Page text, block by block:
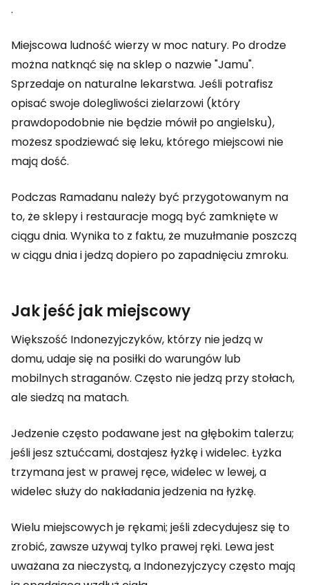
.
Miejscowa ludność wierzy w moc natury. Po drodze
można natknąć się na sklep o nazwie "Jamu".
Sprzedaje on naturalne lekarstwa. Jeśli potrafisz
opisać swoje dolegliwości zielarzowi (który
prawdopodobnie nie będzie mówił po angielsku),
możesz spodziewać się leku, którego miejscowi nie
mają dość.
Podczas Ramadanu należy być przygotowanym na
to, że sklepy i restauracje mogą być zamknięte w
ciągu dnia. Wynika to z faktu, że muzułmanie poszczą
w ciągu dnia i jedzą dopiero po zapadnięciu zmroku.
Jak jeść jak miejscowy
Większość Indonezyjczyków, którzy nie jedzą w
domu, udaje się na posiłki do warungów lub
mobilnych straganów. Często nie jedzą przy stołach,
ale siedzą na matach.
Jedzenie często podawane jest na głębokim talerzu;
jeśli jesz sztućcami, dostajesz łyżkę i widelec. Łyżka
trzymana jest w prawej ręce, widelec w lewej, a
widelec służy do nakładania jedzenia na łyżkę.
Wielu miejscowych je rękami; jeśli zdecydujesz się to
zrobić, zawsze używaj tylko prawej ręki. Lewa jest
uważana za nieczystą, a Indonezyjczycy często mają